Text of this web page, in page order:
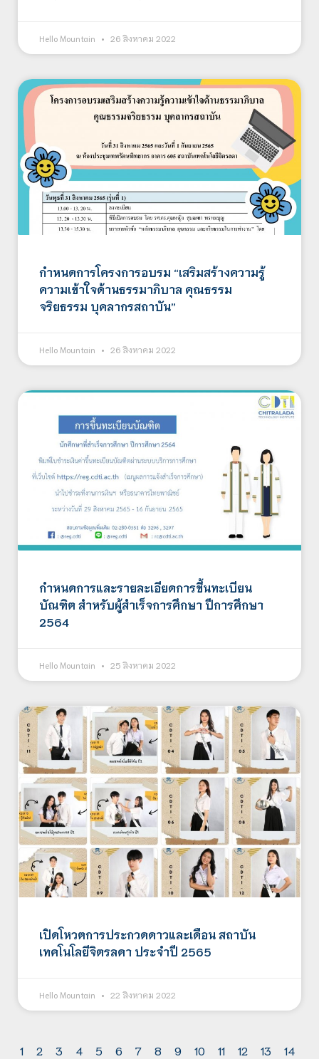
Hello Mountain 26 สิงหาคม 2022
กำหนดการโครงการอบรม “เสริมสร้างความรู้
ความเข้าใจด้านธรรมาภิบาล คุณธรรม
จริยธรรม บุคลากรสถาบัน”
Hello Mountain 26 สิงหาคม 2022
กำหนดการและรายละเอียดการขึ้นทะเบียน
บัณฑิต สำหรับผู้สำเร็จการศึกษา ปีการศึกษา
2564
Hello Mountain 25 สิงหาคม 2022
เปิดโหวตการประกวดดาวและเดือน สถาบัน
เทคโนโลยีจิตรลดา ประจำปี 2565
Hello Mountain 22 สิงหาคม 2022
1 2 3 4 5 6 7 8 9 10 11 12 13
14